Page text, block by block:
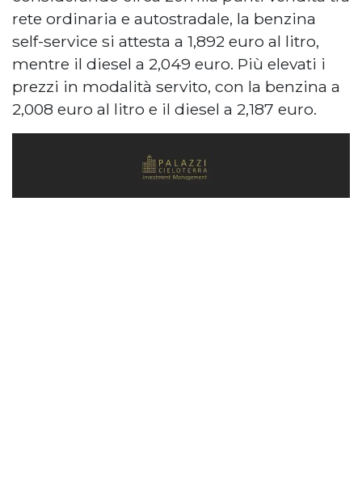
rete ordinaria e autostradale, la benzina
self-service si attesta a 1,892 euro al litro,
mentre il diesel a 2,049 euro. Più elevati i
prezzi in modalità servito, con la benzina a
2,008 euro al litro e il diesel a 2,187 euro.